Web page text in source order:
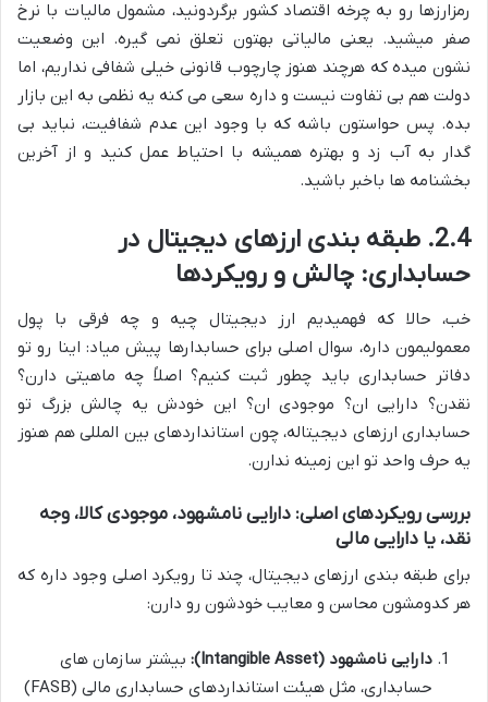
رمزارزها رو به چرخه اقتصاد کشور برگردونید، مشمول مالیات با نرخ
صفر میشید. یعنی مالیاتی بهتون تعلق نمی گیره. این وضعیت
نشون میده که هرچند هنوز چارچوب قانونی خیلی شفافی نداریم، اما
دولت هم بی تفاوت نیست و داره سعی می کنه یه نظمی به این بازار
بده. پس حواستون باشه که با وجود این عدم شفافیت، نباید بی
گدار به آب زد و بهتره همیشه با احتیاط عمل کنید و از آخرین
بخشنامه ها باخبر باشید.
2.4. طبقه بندی ارزهای دیجیتال در
حسابداری: چالش و رویکردها
خب، حالا که فهمیدیم ارز دیجیتال چیه و چه فرقی با پول
معمولیمون داره، سوال اصلی برای حسابدارها پیش میاد: اینا رو تو
دفاتر حسابداری باید چطور ثبت کنیم؟ اصلاً چه ماهیتی دارن؟
نقدن؟ دارایی ان؟ موجودی ان؟ این خودش یه چالش بزرگ تو
حسابداری ارزهای دیجیتاله، چون استانداردهای بین المللی هم هنوز
یه حرف واحد تو این زمینه ندارن.
بررسی رویکردهای اصلی: دارایی نامشهود، موجودی کالا، وجه
نقد، یا دارایی مالی
برای طبقه بندی ارزهای دیجیتال، چند تا رویکرد اصلی وجود داره که
هر کدومشون محاسن و معایب خودشون رو دارن:
دارایی نامشهود (Intangible Asset):
بیشتر سازمان های
حسابداری، مثل هیئت استانداردهای حسابداری مالی (FASB)